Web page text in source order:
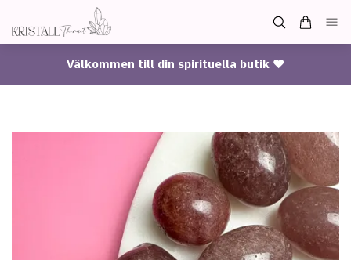
Välkommen till din spirituella butik ♥